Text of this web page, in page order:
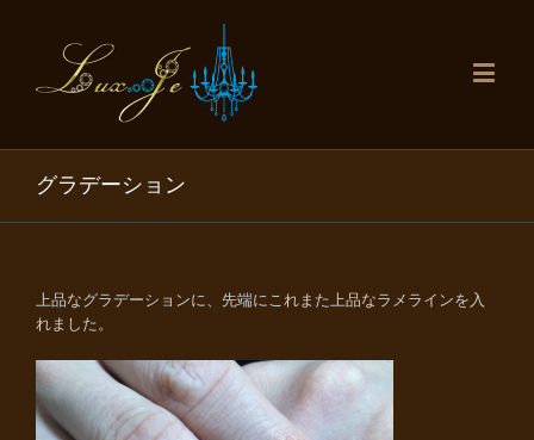
グラデーション
上品なグラデーションに、先端にこれまた上品なラメラインを入
れました。